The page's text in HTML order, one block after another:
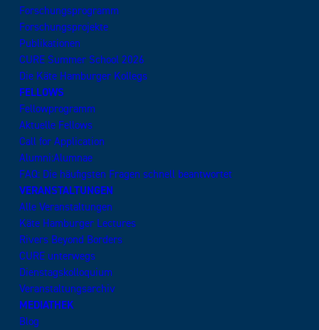
Forschungsprogramm
Forschungsprojekte
Publikationen
CURE Summer School 2026
Die Käte Hamburger Kollegs
FELLOWS
Fellowprogramm
Aktuelle Fellows
Call for Application
Alumni:Alumnae
FAQ: Die häufigsten Fragen schnell beantwortet
VERANSTALTUNGEN
Alle Veranstaltungen
Käte Hamburger Lectures
Rivers Beyond Borders
CURE unterwegs
Dienstagskolloquium
Veranstaltungsarchiv
MEDIATHEK
Blog